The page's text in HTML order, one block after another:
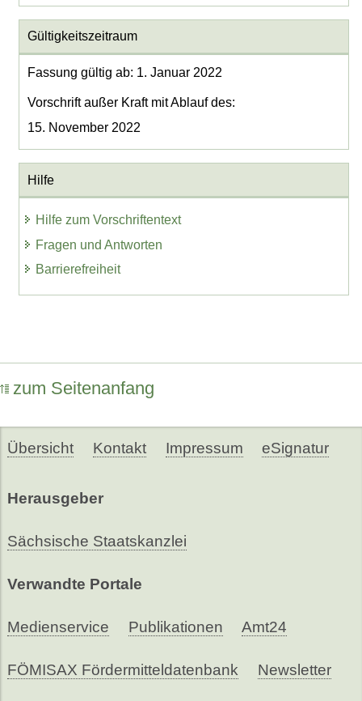
Gültigkeitszeitraum
Fassung gültig ab: 1. Januar 2022
Vorschrift außer Kraft mit Ablauf des:
15. November 2022
Hilfe
Hilfe zum Vorschriftentext
Fragen und Antworten
Barrierefreiheit
zum Seitenanfang
Übersicht Kontakt Impressum eSignatur
Herausgeber
Sächsische Staatskanzlei
Verwandte Portale
Medienservice Publikationen Amt24
FÖMISAX Fördermitteldatenbank Newsletter